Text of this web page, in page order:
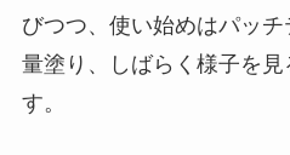
びつつ、使い始めはパッ
量塗り、しばらく様子を
す。